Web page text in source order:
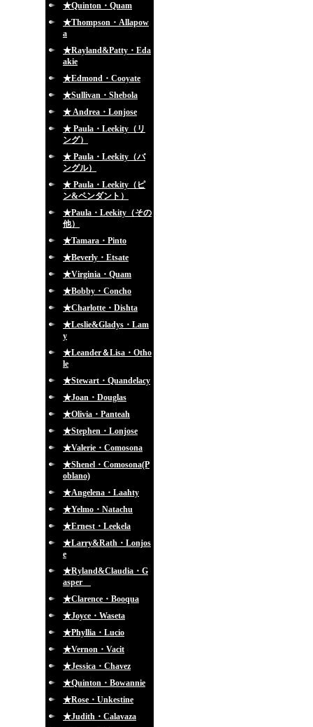
★Quinton・Quam
★Thompson・Allapow
a
★Rayland&Patty・Eda
akie
★Edmond・Cooyate
★Sullivan・Shebola
★ Andrea・Lonjose
★ Paula・Leekity（リ
ング）
★ Paula・Leekity（バ
ングル）
★ Paula・Leekity（ピ
ン&ペンダント）
★Paula・Leekity（その
他）
★Tamara・Pinto
★Beverly・Etsate
★Virginia・Quam
★Bobby・Concho
★Charlotte・Dishta
★Leslie&Gladys・Lam
y
★Leander＆Lisa・Otho
le
★Stewart・Quandelacy
★Joan・Douglas
★Olivia・Panteah
★Stephen・Lonjose
★Valerie・Comosona
★Shenel・Comosona(P
oblano)
★Angelena・Laahty
★Yelmo・Natachu
★Ernest・Leekela
★Larry&Rath・Lonjos
e
★Ryland&Claudia・G
asper
★Clarence・Booqua
★Joyce・Waseta
★Phyllia・Lucio
★Vernon・Vacit
★Jessica・Chavez
★Quinton・Bowannie
★Rose・Unkestine
★Judith・Calavaza